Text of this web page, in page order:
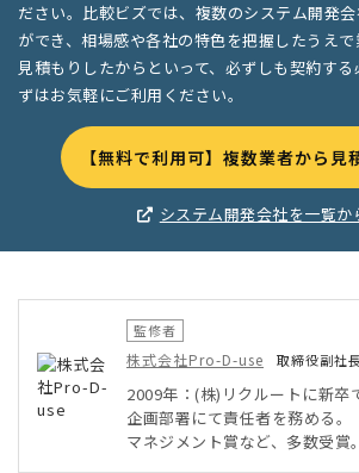
ださい。比較ビズでは、複数のシステム開発
ができ、相場感や各社の特色を把握したうえで
見積もりしたからといって、必ずしも契約す
ずはお気軽にご利用ください。
【無料で利用可】複数業者から見
システム開発会社を一覧か
監修者
株式会社Pro-D-use 取締役副社
2009年：(株)リクルートに新卒
企画部署にて責任者を務める。
マネジメント賞など、多数受賞